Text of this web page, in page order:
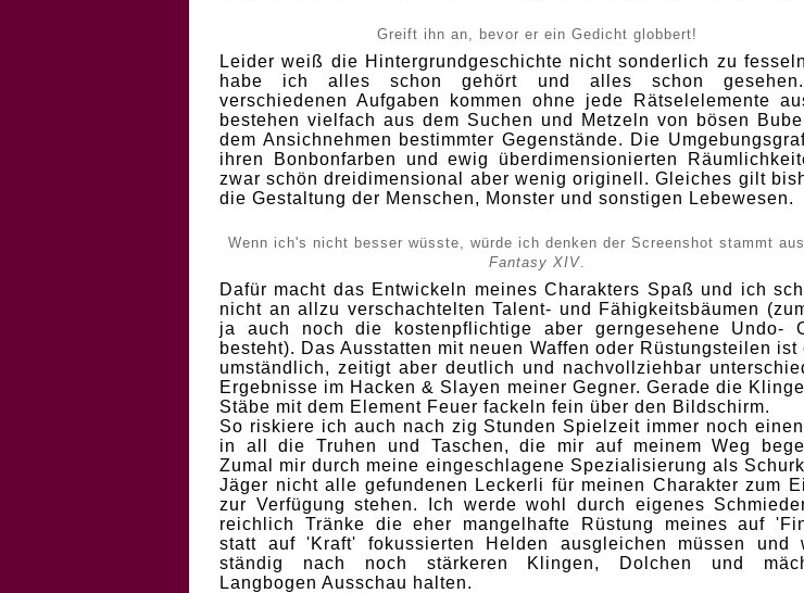
Greift ihn an, bevor er ein Gedicht globbert!
Leider weiß die Hintergrundgeschichte nicht sonderlich zu
habe ich alles schon gehört und alles schon
verschiedenen Aufgaben kommen ohne jede Rätselelemente
bestehen vielfach aus dem Suchen und Metzeln von bösen
dem Ansichnehmen bestimmter Gegenstände. Die
ihren Bonbonfarben und ewig überdimensionierten
zwar schön dreidimensional aber wenig originell. Gleiches gilt
die Gestaltung der Menschen, Monster und sonstigen Lebewesen.
Wenn ich's nicht besser wüsste, würde ich denken der Screenshot stammt aus
Fantasy XIV.
Dafür macht das Entwickeln meines Charakters Spaß und ich
nicht an allzu verschachtelten Talent- und Fähigkeitsbäumen
ja auch noch die kostenpflichtige aber gerngesehene Undo-
besteht). Das Ausstatten mit neuen Waffen oder Rüstungsteilen ist
umständlich, zeitigt aber deutlich und nachvollziehbar
Ergebnisse im Hacken & Slayen meiner Gegner. Gerade die
Stäbe mit dem Element Feuer fackeln fein über den Bildschirm.
So riskiere ich auch nach zig Stunden Spielzeit immer noch
in all die Truhen und Taschen, die mir auf meinem Weg
Zumal mir durch meine eingeschlagene Spezialisierung als
Jäger nicht alle gefundenen Leckerli für meinen Charakter zum
zur Verfügung stehen. Ich werde wohl durch eigenes
reichlich Tränke die eher mangelhafte Rüstung meines auf
statt auf 'Kraft' fokussierten Helden ausgleichen müssen und
ständig nach noch stärkeren Klingen, Dolchen und
Langbogen Ausschau halten.